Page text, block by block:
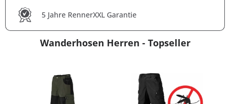
5 Jahre RennerXXL Garantie
Wanderhosen Herren - Topseller